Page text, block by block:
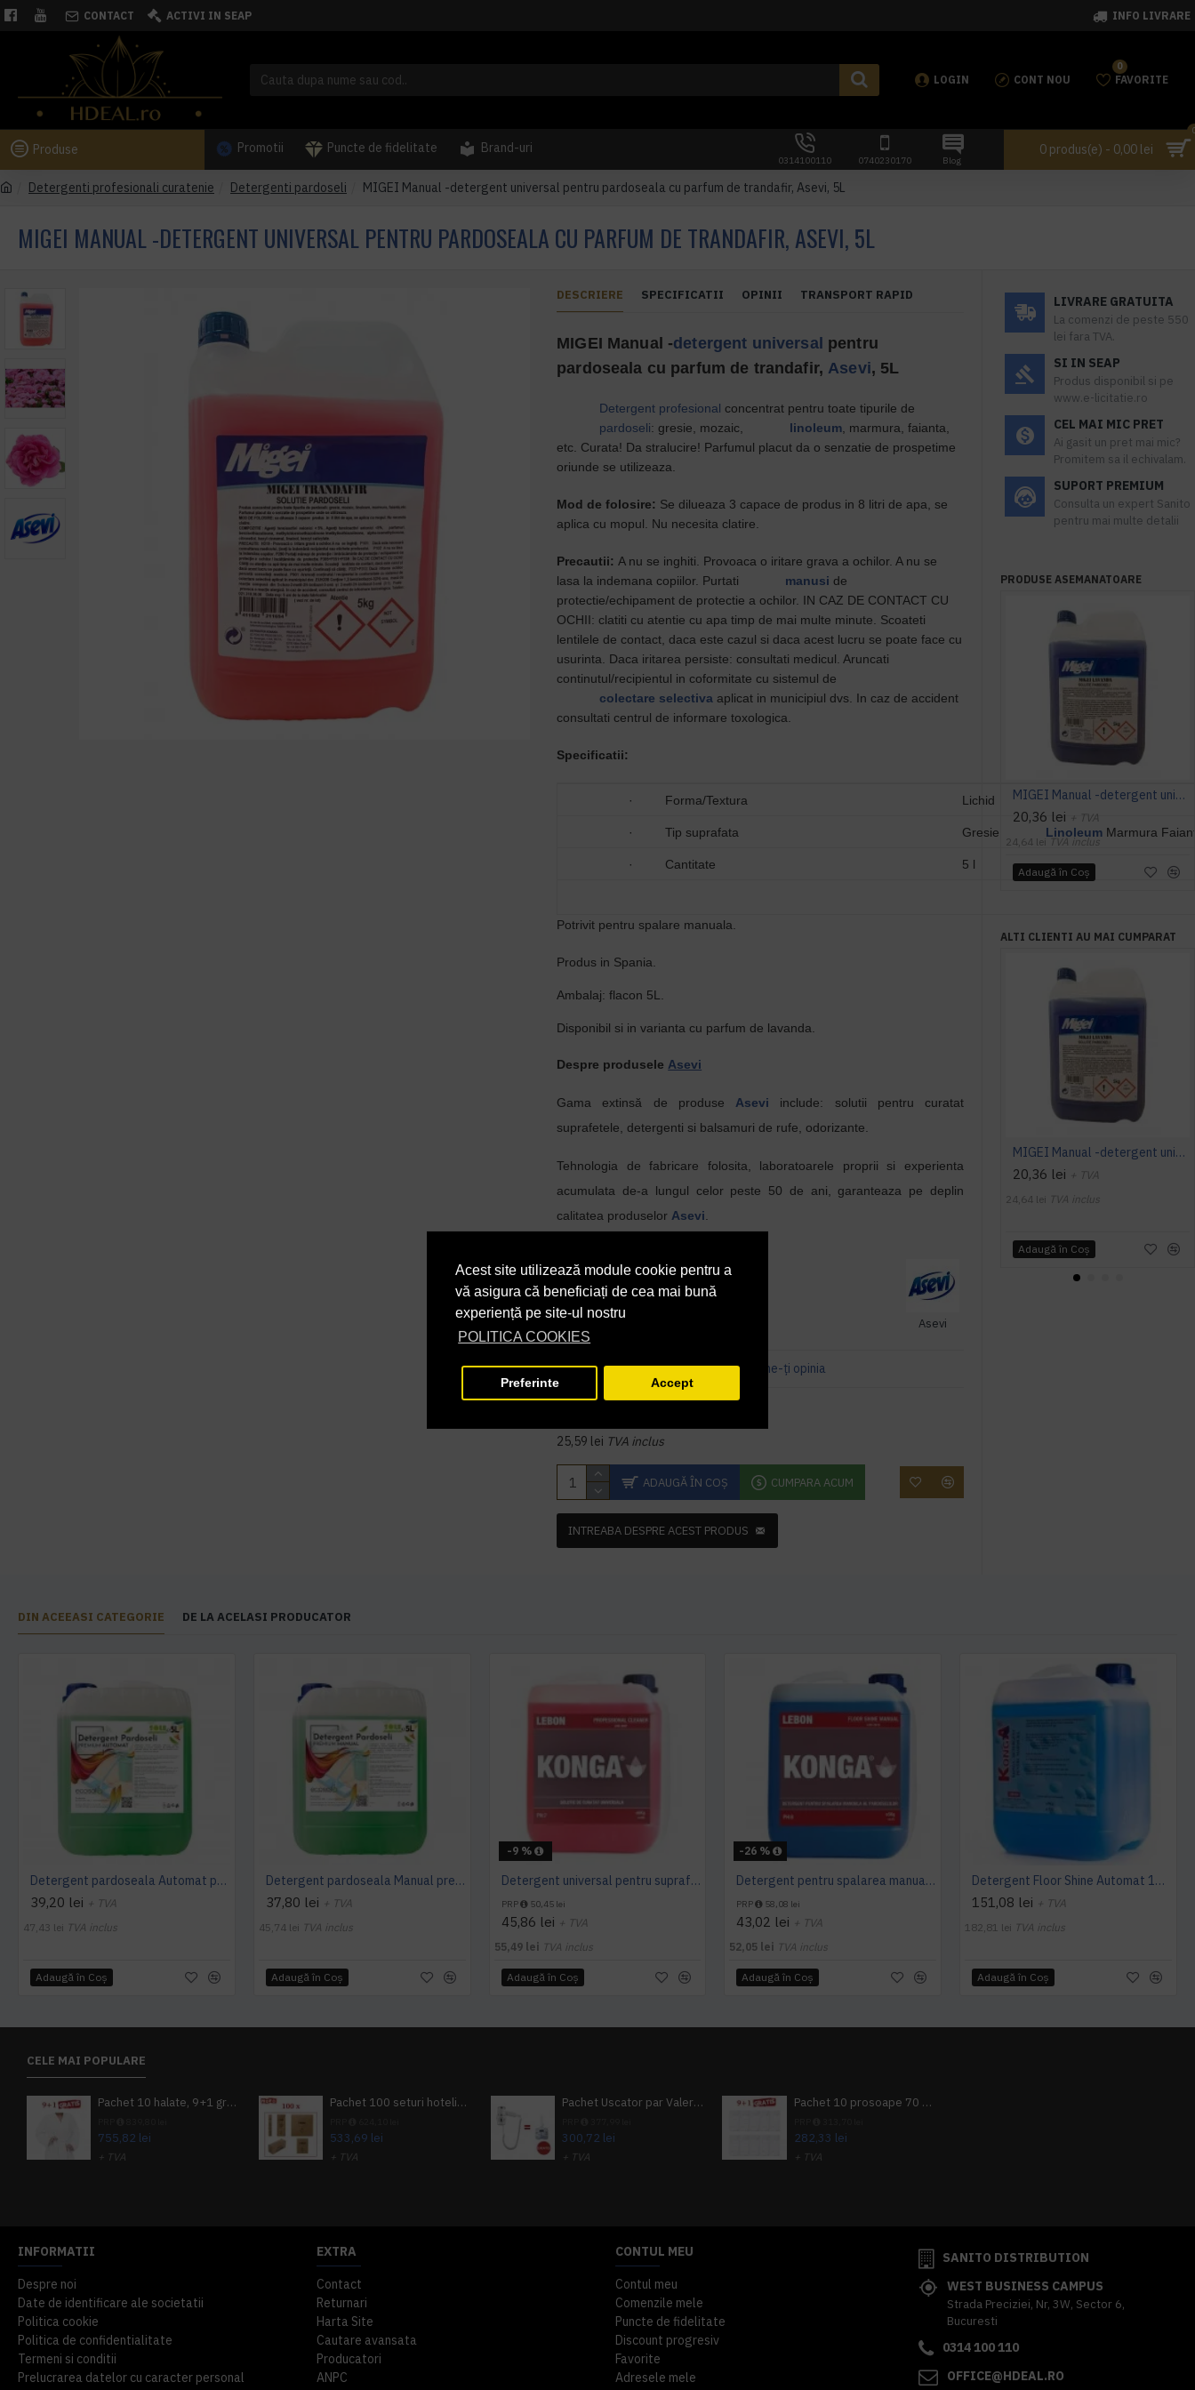
Acest site utilizează module cookie pentru a
vă asigura că beneficiați de cea mai bună
experiență pe site-ul nostru
POLITICA COOKIES
Preferinte Accept
CONTACT ACTIVI IN SEAP INFO LIVRARE
LOGIN CONT NOU FAVORITE
0
Produse Promotii Puncte de fidelitate Brand-uri
0314100110 0740230170 Blog
0 produs(e) - 0,00 lei
Detergenti profesionali curatenie Detergenti pardoseli MIGEI Manual -detergent universal pentru pardoseala cu parfum de trandafir, Asevi, 5L
MIGEI MANUAL -DETERGENT UNIVERSAL PENTRU PARDOSEALA CU PARFUM DE TRANDAFIR, ASEVI, 5L
DESCRIERE SPECIFICATII OPINII TRANSPORT RAPID
MIGEI Manual -detergent universal pentru
pardoseala cu parfum de trandafir, Asevi, 5L
Detergent profesional concentrat pentru toate tipurile de
pardoseli: gresie, mozaic, linoleum , marmura, faianta,
etc. Curata! Da stralucire! Parfumul placut da o senzatie de prospetime
oriunde se utilizeaza.
Mod de folosire: Se dilueaza 3 capace de produs in 8 litri de apa, se
aplica cu mopul. Nu necesita clatire.
Precautii: A nu se inghiti. Provoaca o iritare grava a ochilor. A nu se
lasa la indemana copiilor. Purtati
manusi de
protectie/echipament de protectie a ochilor. IN CAZ DE CONTACT CU
OCHII: clatiti cu atentie cu apa timp de mai multe minute. Scoateti
lentilele de contact, daca este cazul si daca acest lucru se poate face cu
usurinta. Daca iritarea persiste: consultati medicul. Aruncati
continutul/recipientul in coformitate cu sistemul de
colectare selectiva aplicat in municipiul dvs. In caz de accident
consultati centrul de informare toxologica.
Specificatii:
· Forma/Textura Lichid
· Tip suprafata Gresie Linoleum Marmura
· Cantitate 5 l
Potrivit pentru spalare manuala.
Produs in Spania.
Ambalaj: flacon 5L.
Disponibil si in varianta cu parfum de lavanda.
Despre produsele Asevi
Gama extinsă de produse Asevi include: solutii pentru curatat
suprafetele, detergenti si balsamuri de rufe, odorizante
Tehnologia de fabricare folosita, laboratoarele proprii si experienta
acumulata de-a lungul celor peste 50 de ani, garanteaza pe deplin
calitatea produselor Asevi
DISPONIBILITATE: În Stoc
SANASV21165
Asevi
Bazată pe 3 note. - Spune-ţi opinia
21,15 lei
25,59 lei TVA inclus
ADAUGĂ ÎN COŞ CUMPARA ACUM
INTREABA DESPRE ACEST PRODUS
LIVRARE GRATUITA
La comenzi de peste 550
lei fara TVA.
SI IN SEAP
Produs disponibil si pe
www.e-licitatie.ro
CEL MAI MIC PRET
Ai gasit un pret mai mic?
Promitem sa il echivalam.
SUPORT PREMIUM
Consulta un expert Sanito
pentru mai multe detalii
PRODUSE ASEMANATOARE
MIGEI Manual -detergent universal pentru pardoseala cu parfum de lavanda, Asevi, 5L
20,36 lei + TVA
24,64 lei TVA inclus
Adaugă în Coş
ALTI CLIENTI AU MAI CUMPARAT
MIGEI Manual -detergent universal pentru pardoseala cu parfum de lavanda, Asevi, 5L
20,36 lei + TVA
24,64 lei TVA inclus
Adaugă în Coş
DIN ACEEASI CATEGORIE DE LA ACELASI PRODUCATOR
Detergent pardoseala Automat premium AQAS
39,20 lei + TVA
47,43 lei TVA inclus
Adaugă în Coş
Detergent pardoseala Manual premium 5L Canistra AQAS
37,80 lei + TVA
45,74 lei TVA inclus
Adaugă în Coş
-9 %
Detergent universal pentru suprafete, Professional Cleaner, Konga, 5 L
PRP 50,45 lei
45,86 lei + TVA
55,49 lei TVA inclus
Adaugă în Coş
-26 %
Detergent pentru spalarea manuala a pardoselilor, Dilutie 1:100, Floor Shine Manual, Konga, 5L
PRP 58,08 lei
43,02 lei + TVA
52,05 lei TVA inclus
Adaugă în Coş
Detergent Floor Shine Automat 10 L Konga
151,08 lei + TVA
182,81 lei TVA inclus
Adaugă în Coş
CELE MAI POPULARE
Pachet 10 halate, 9+1 gratuit
755,82 lei
+ TVA
Pachet 100 seturi hoteliere, set dentar, set barbierit, casca de dus, pila unghii, set cusut
533,69 lei
+ TVA
Pachet Uscator par Valera Action Super Plus + GRATUIT Sampon si gel de dus Tork
300,72 lei
+ TVA
Pachet 10 prosoape 70 x 140cm 9 + 1 gratuit
282,33 lei
+ TVA
INFORMATII
Despre noi
Date de identificare ale societatii
Politica cookie
Politica de confidentialitate
Termeni si conditii
Prelucrarea datelor cu caracter personal
EXTRA
Contact
Returnari
Harta Site
Cautare avansata
Producatori
ANPC
CONTUL MEU
Contul meu
Comenzile mele
Puncte de fidelitate
Discount progresiv
Favorite
Adresele mele
SANITO DISTRIBUTION
WEST BUSINESS CAMPUS
Strada Preciziei, Nr, 3W, Sector 6,
Bucuresti
0314 100 110
OFFICE@HDEAL.RO